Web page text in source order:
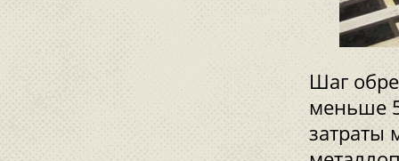
Шаг
меньше
затраты